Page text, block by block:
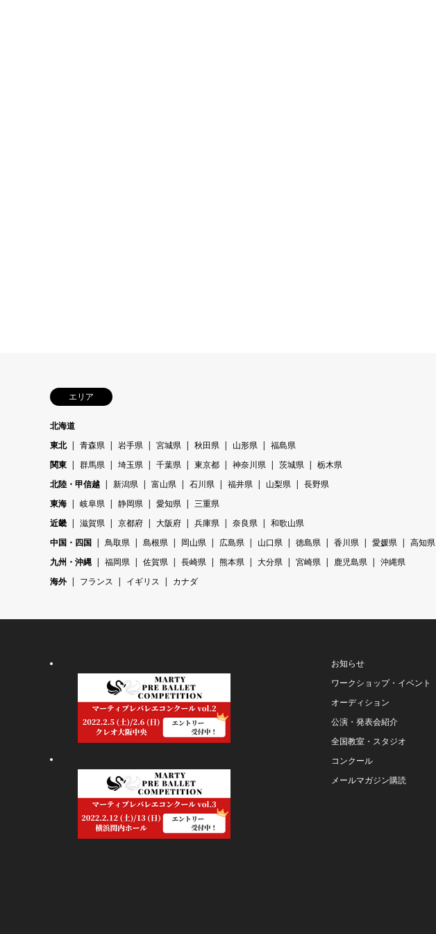
エリア
北海道
東北
青森県 岩手県 宮城県 秋田県 山形県
福島県
関東
群馬県 埼玉県 千葉県 東京都 神奈川県 茨城県
栃木県
北陸・甲信越
新潟県 富山県 石川県 福井県 山梨県
長野県
東海
岐阜県 静岡県 愛知県
三重県
近畿
滋賀県 京都府 大阪府 兵庫県 奈良県
和歌山県
中国・四国
鳥取県 島根県 岡山県 広島県 山口県 徳島県 香川県 愛媛県
高知県
九州・沖縄
福岡県 佐賀県 長崎県 熊本県 大分県 宮崎県 鹿児島県
沖縄県
海外
フランス イギリス カナダ
お知らせ
ワークショップ・イベント
オーディション
公演・発表会紹介
全国教室・スタジオ
コンクール
メールマガジン購読